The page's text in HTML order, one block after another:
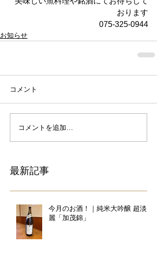
おります
075-325-0944
お知らせ
コメント
コメントを追加…
最新記事
今月のお酒！｜純米大吟醸 超淡
麗「加茂錦」